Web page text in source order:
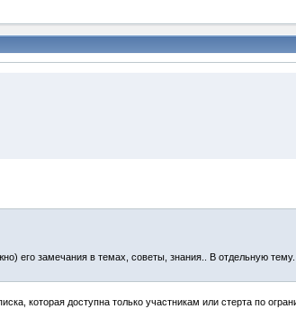
его замечания в темах, советы, знания.. В отдельную тему.
которая доступна только участникам или стерта по